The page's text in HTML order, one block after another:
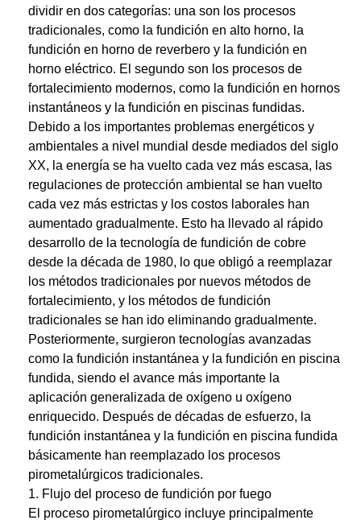
dividir en dos categorías: una son los procesos
tradicionales, como la fundición en alto horno, la
fundición en horno de reverbero y la fundición en
horno eléctrico. El segundo son los procesos de
fortalecimiento modernos, como la fundición en hornos
instantáneos y la fundición en piscinas fundidas.
Debido a los importantes problemas energéticos y
ambientales a nivel mundial desde mediados del siglo
XX, la energía se ha vuelto cada vez más escasa, las
regulaciones de protección ambiental se han vuelto
cada vez más estrictas y los costos laborales han
aumentado gradualmente. Esto ha llevado al rápido
desarrollo de la tecnología de fundición de cobre
desde la década de 1980, lo que obligó a reemplazar
los métodos tradicionales por nuevos métodos de
fortalecimiento, y los métodos de fundición
tradicionales se han ido eliminando gradualmente.
Posteriormente, surgieron tecnologías avanzadas
como la fundición instantánea y la fundición en piscina
fundida, siendo el avance más importante la
aplicación generalizada de oxígeno u oxígeno
enriquecido. Después de décadas de esfuerzo, la
fundición instantánea y la fundición en piscina fundida
básicamente han reemplazado los procesos
pirometalúrgicos tradicionales.
1. Flujo del proceso de fundición por fuego
El proceso pirometalúrgico incluye principalmente